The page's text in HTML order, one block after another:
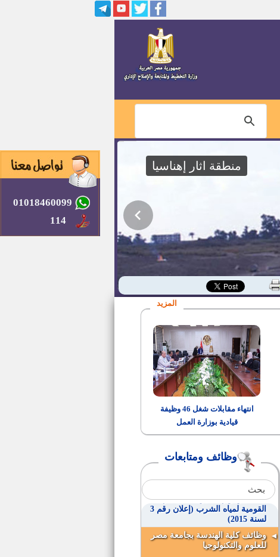
01018460099
114
المزيد
انتهاء مقابلات شغل 46 وظيفة
قيادية بوزارة العمل
وظائف ومتابعات
أعضاء هيئة التدريس وهيئة معاونة
وظيفة نائب لرئيس مركز ومدينة
وظائف بالبنك الأهلى
وظائف بالهيئة القومية للبحوث
المصرية بجميع المحافظات
4 أطباء بشريين وطبيب صيدلي
للعمل بالإدارة العامة لبرامج أمراض
الطفولة بنظام الانتداب
تعيين حملة الماجستير والدكتوراه
دار الكتب والوثائق القومية
وظائف خالية بدولة الكويت
وظائف المعهد القومي للاتصالات
وظائف مصلحة الطب الشرعى
(إعلان رقم 1 لسنة 2015)
وظائف الأزهر الشريف
محاسبين ومهندسين للعمل بالهيئة
القومية لمياه الشرب (إعلان رقم 3
لسنة 2015)
وظائف كلية الهندسة بجامعة مصر
للعلوم والتكنولوجيا